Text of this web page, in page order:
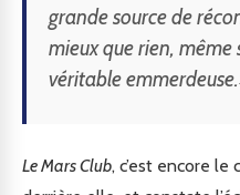
grande source de
mieux que rien,
véritable
Le Mars Club, c’est encore le